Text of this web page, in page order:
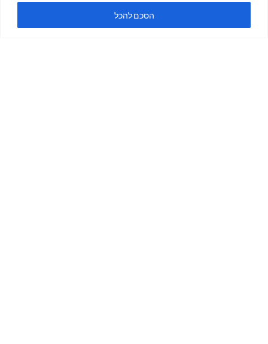
הסכם להכל
ה